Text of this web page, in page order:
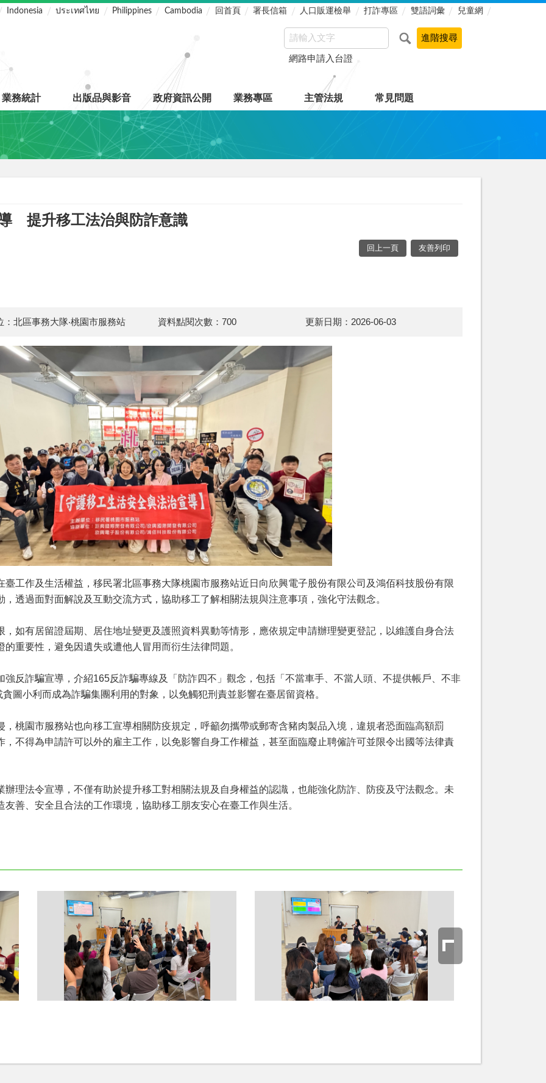
Indonesia ประเทศไทย Philippines Cambodia 回首頁 署長信箱 人口販運檢舉 打詐專區 雙語詞彙 兒童網
網路申請入台證
業務統計 出版品與影音 政府資訊公開 業務專區 主管法規 常見問題
提升移工法治與防詐意識
回上一頁 友善列印
：北區事務大隊‧桃園市服務站 資料點閱次數：700 更新日期：2026-06-03
工作及生活權益，移民署北區事務大隊桃園市服務站近日向欣興電子股份有限公司及鴻佰科技股份有限
透過面對面解說及互動交流方式，協助移工了解相關法規與注意事項，強化守法觀念。
如有居留證屆期、居住地址變更及護照資料異動等情形，應依規定申請辦理變更登記，以維護自身合法
重要性，避免因遺失或遭他人冒用而衍生法律問題。
強反詐騙宣導，介紹165反詐騙專線及「防詐四不」觀念，包括「不當車手、不當人頭、不提供帳戶、不非
圖小利而成為詐騙集團利用的對象，以免觸犯刑責並影響在臺居留資格。
桃園市服務站也向移工宣導相關防疫規定，呼籲勿攜帶或郵寄含豬肉製品入境，違規者恐面臨高額罰
不得為申請許可以外的雇主工作，以免影響自身工作權益，甚至面臨廢止聘僱許可並限令出國等法律責
理法令宣導，不僅有助於提升移工對相關法規及自身權益的認識，也能強化防詐、防疫及守法觀念。未
善、安全且合法的工作環境，協助移工朋友安心在臺工作與生活。